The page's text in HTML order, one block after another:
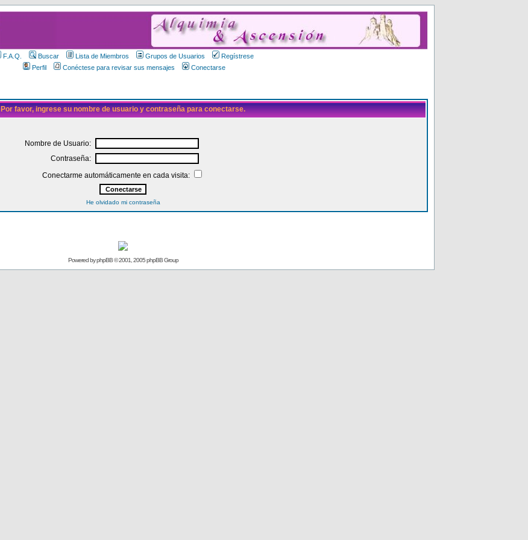
F.A.Q. Buscar Lista de Miembros Grupos de Usuarios
Regístrese
Perfil
Conéctese para revisar sus mensajes Conectarse
Por favor, ingrese su nombre de usuario y contraseña para conectarse.
Nombre de Usuario:
Contraseña:
Conectarme automáticamente en cada visita:
He olvidado mi contraseña
Powered byphpBB© 2001, 2005 phpBB Group